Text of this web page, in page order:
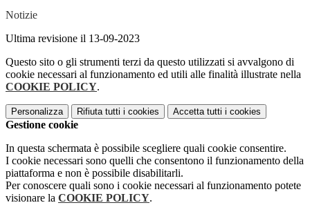
Notizie
Ultima revisione il 13-09-2023
Questo sito o gli strumenti terzi da questo utilizzati si avvalgono di
cookie necessari al funzionamento ed utili alle finalità illustrate nella
COOKIE POLICY.
Personalizza Rifiuta tutti i cookies Accetta tutti i cookies
Gestione cookie
In questa schermata è possibile scegliere quali cookie consentire.
I cookie necessari sono quelli che consentono il funzionamento della
piattaforma e non è possibile disabilitarli.
Per conoscere quali sono i cookie necessari al funzionamento potete
visionare la COOKIE POLICY.